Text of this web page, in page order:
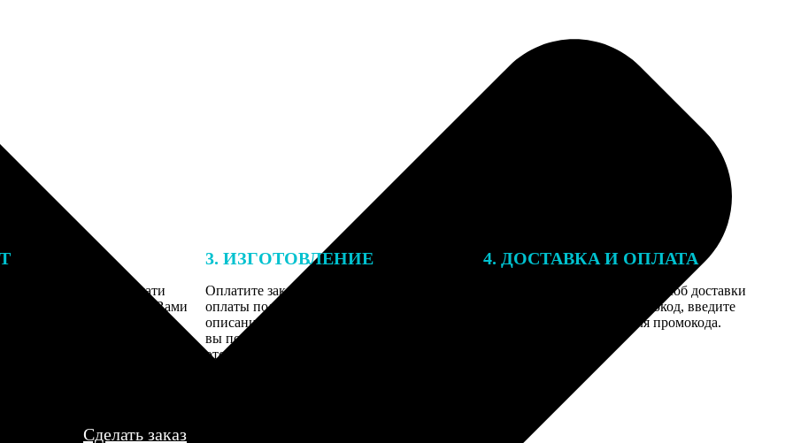
заказа к печати
могут связаться с Вами
3. ИЗГОТОВЛЕНИЕ
Оплатите заказ банковской картой. После
оплаты получите подтверждение на email с
описанием заказа. Когда отправим заказ
вы получите письмо с трек-номером для
отслеживания.
4. ДОСТАВКА И ОПЛАТА
Введите адрес и выберите способ доставки
заказа. Если у вас есть промокод, введите
его в специальное поле для промокода.
Сделать заказ